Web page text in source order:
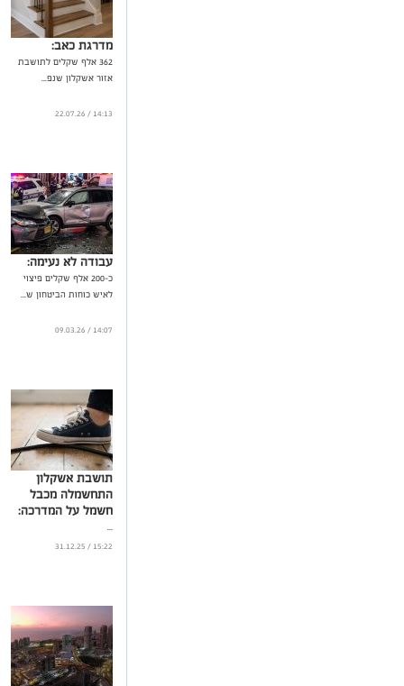
מדרגת כאב:
362 אלף שקלים לתושבת
אזור אשקלון שנפ...
14:13 / 22.07.26
עבודה לא נעימה:
כ-200 אלף שקלים פיצוי
לאיש כוחות הביטחון ש...
14:07 / 09.03.26
תושבת אשקלון
התחשמלה מכבל
חשמל על המדרכה:
...
15:22 / 31.12.25